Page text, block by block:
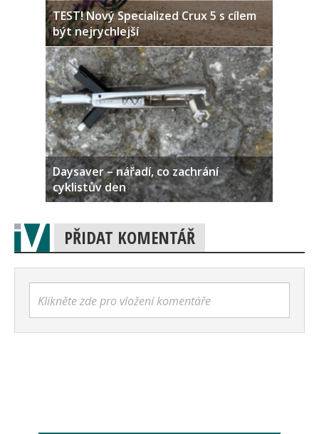
TEST! Nový Specialized Crux 5 s cílem
být nejrychlejší
Daysaver – nářadí, co zachrání
cyklistův den
PŘIDAT KOMENTÁŘ
Klikněte zde pro vložení komentáře